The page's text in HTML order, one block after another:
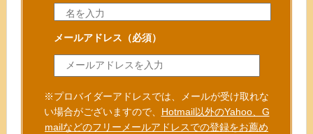
メールアドレス （必須）
※プロバイダーアドレスでは、メールが受け取れな
い場合がございますので、 Hotmail以外のYahoo、G
mailなどのフリーメールアドレスでの登録をお薦め